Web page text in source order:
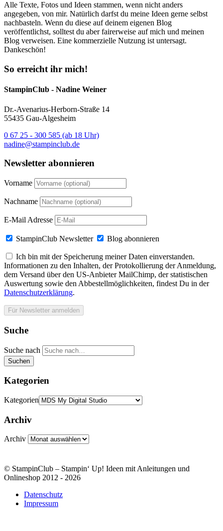
Alle Texte, Fotos und Ideen stammen, wenn nicht anders
angegeben, von mir. Natürlich darfst du meine Ideen gerne selbst
nachbasteln. Wenn du diese auf deinem eigenen Blog
veröffentlichst, solltest du aber fairerweise auf mich und meinen
Blog verweisen. Eine kommerzielle Nutzung ist untersagt.
Dankeschön!
So erreicht ihr mich!
StampinClub - Nadine Weiner
Dr.-Avenarius-Herborn-Straße 14
55435 Gau-Algesheim
0 67 25 - 300 585 (ab 18 Uhr)
nadine@stampinclub.de
Newsletter abonnieren
Vorname
Nachname
E-Mail Adresse
StampinClub Newsletter Blog abonnieren
Ich bin mit der Speicherung meiner Daten einverstanden.
Informationen zu den Inhalten, der Protokollierung der Anmeldung,
dem Versand über den US-Anbieter MailChimp, der statistischen
Auswertung sowie den Abbestellmöglichkeiten, findest Du in der
Datenschutzerklärung.
Suche
Suche nach
Suchen
Kategorien
Kategorien
Archiv
Archiv
© StampinClub – Stampin‘ Up! Ideen mit Anleitungen und
Onlineshop 2012 - 2026
Datenschutz
Impressum